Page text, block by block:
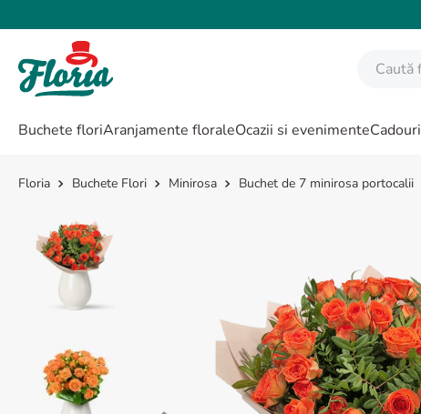
floarea soarelui
. buchet lalele
hortensie
buchet crini
trandafiri albi
crin
Buchete floriAranjamente floraleOcazii si evenimenteCadouri
Buchete Flori Minirosa Buchet de 7 minirosa portocalii